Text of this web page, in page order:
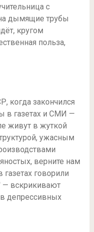
с
дымящие трубы
кругом
польза,
когда закончился
в газетах и СМИ —
живут в жуткой
ужасным
верните нам
говорили
— вскрикивают
депрессивных